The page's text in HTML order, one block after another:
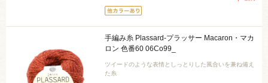
手編み糸 Plassard-プラッサー Macaron・マカ
ロン 色番60 06Co99_
ツイードのような表情としっとりした風合いを兼ね備え
た糸